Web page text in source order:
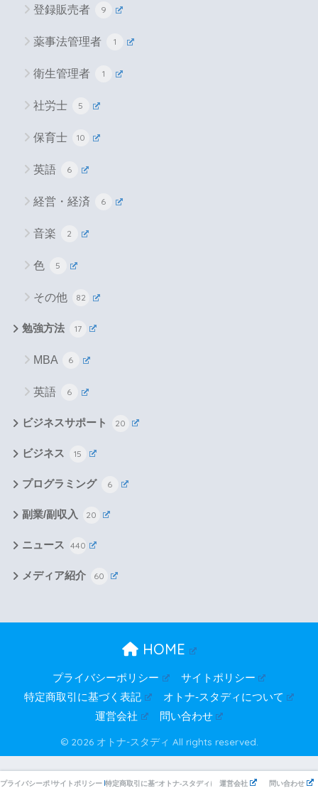
登録販売者 9
薬事法管理者 1
衛生管理者 1
社労士 5
保育士 10
英語 6
経営・経済 6
音楽 2
色 5
その他 82
勉強方法 17
MBA 6
英語 6
ビジネスサポート 20
ビジネス 15
プログラミング 6
副業/副収入 20
ニュース 440
メディア紹介 60
HOME
プライバシーポリシー
サイトポリシー
特定商取引に基づく表記
オトナ-スタディについて
運営会社
問い合わせ
© 2026 オトナ-スタディ All rights reserved.
プライバシーポリシーサイトポリシー 特定商取引に基づく表記オトナ-スタディについて
運営会社 問い合わせ